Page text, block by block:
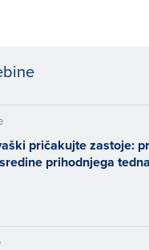
pričakujte zastoje:
prihodnjega tedna